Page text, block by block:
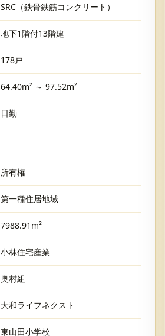
SRC（鉄骨鉄筋コンクリート）
地下1階付13階建
178戸
64.40m² ～ 97.52m²
日勤
所有権
第一種住居地域
7988.91m²
小林住宅産業
奥村組
大和ライフネクスト
東山田小学校